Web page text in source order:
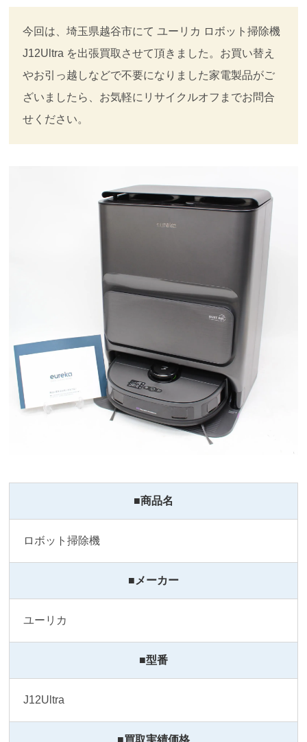
今回は、埼玉県越谷市にて ユーリカ ロボット掃除機
J12Ultra を出張買取させて頂きました。お買い替え
やお引っ越しなどで不要になりました家電製品がご
ざいましたら、お気軽にリサイクルオフまでお問合
せください。
■商品名
ロボット掃除機
■メーカー
ユーリカ
■型番
J12Ultra
■買取実績価格